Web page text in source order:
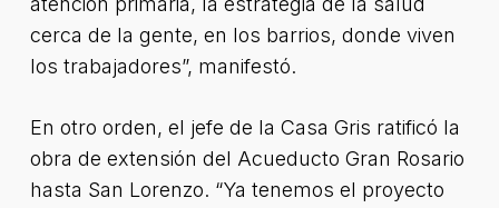
cerca de la gente, en los barrios, donde viven
los trabajadores”, manifestó.
En otro orden, el jefe de la Casa Gris ratificó la
obra de extensión del Acueducto Gran Rosario
hasta San Lorenzo. “Ya tenemos el proyecto